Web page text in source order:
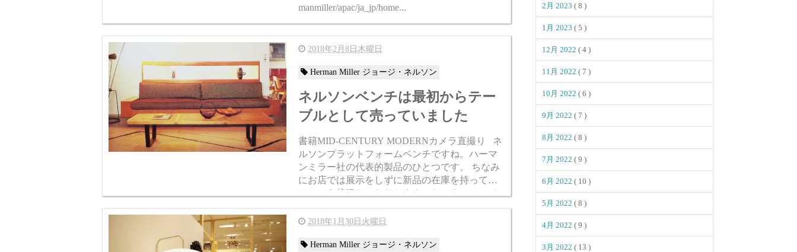
manmiller/apac/ja_jp/home...
2018年2月8日木曜日
Herman Miller ジョージ・ネルソン
ネルソンベンチは最初からテー
ブルとして売っていました
書籍MID-CENTURY MODERNカメラ直撮り ネ
ルソンプラットフォームベンチですね。ハーマ
ンミラー社の代表的製品のひとつです。 ちなみ
にお店では展示をしずに新品の在庫を持ってい
るという状況だったりします。だせよ。 ところ
でこのネルソンベン...
2018年1月30日火曜日
Herman Miller ジョージ・ネルソン
2月 2023 ( 8 )
1月 2023 ( 5 )
12月 2022 ( 4 )
11月 2022 ( 7 )
10月 2022 ( 6 )
9月 2022 ( 7 )
8月 2022 ( 8 )
7月 2022 ( 9 )
6月 2022 ( 10 )
5月 2022 ( 8 )
4月 2022 ( 9 )
3月 2022 ( 13 )